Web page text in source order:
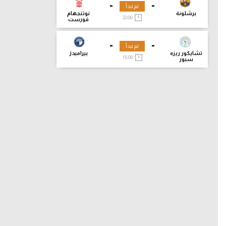
-
برشلونة
-
نوتنجهام
فورست
لم تبدأ
-
تشايكور ريزه
سبور
-
بيراميدز
لم تبدأ
15:00